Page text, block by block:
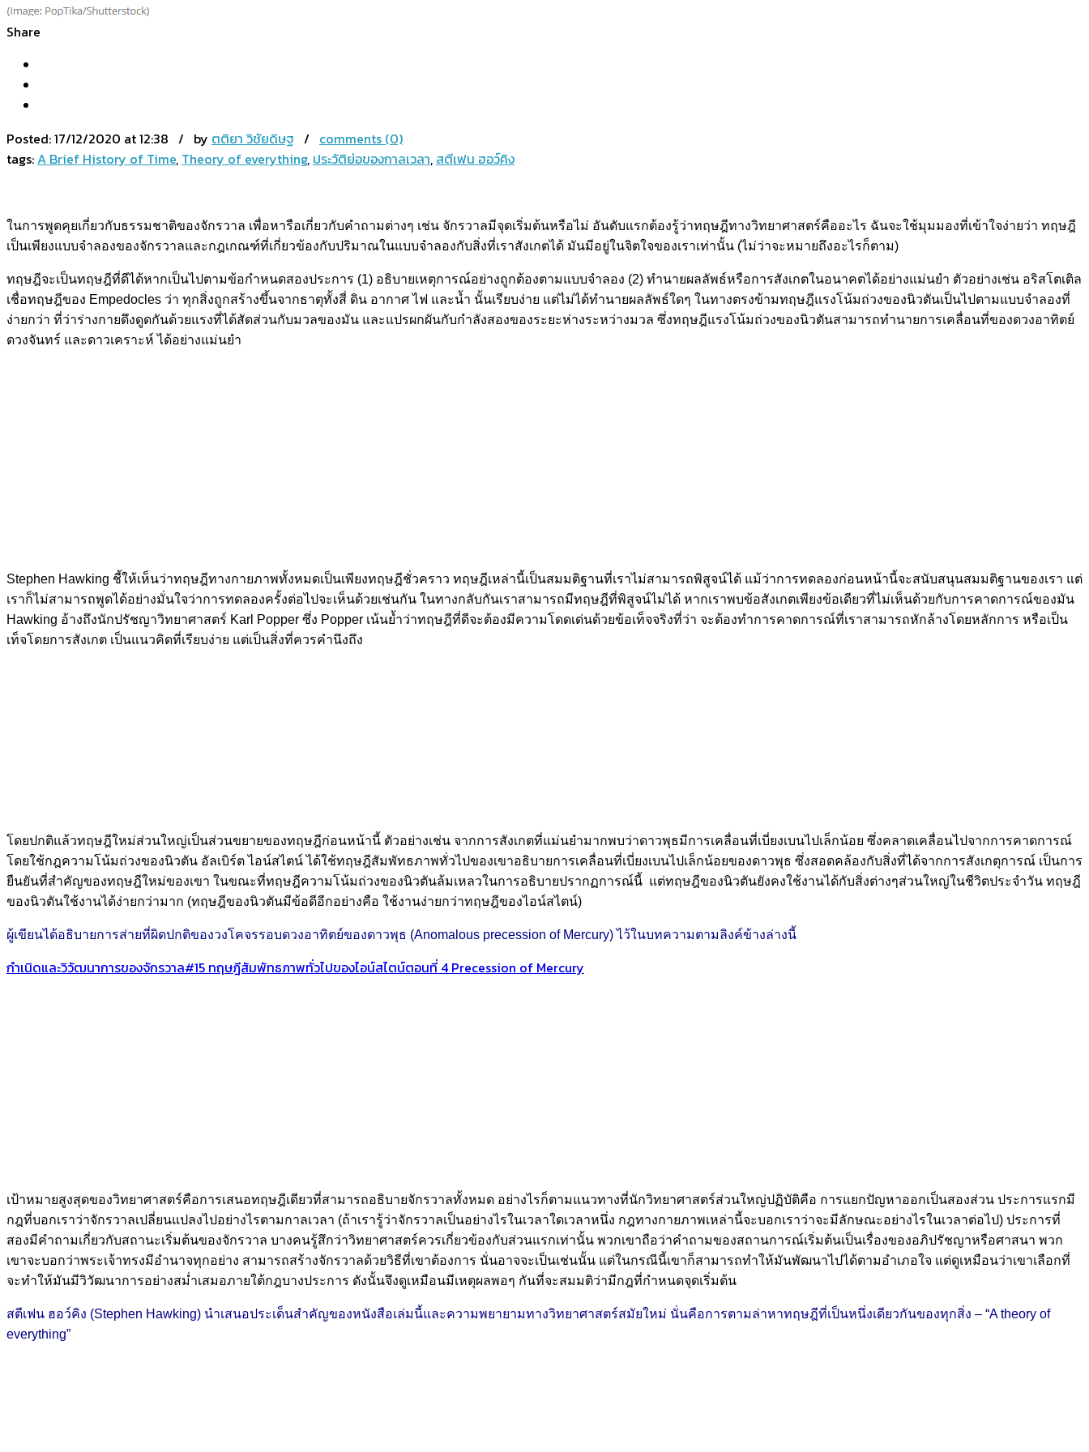
Share
Posted:17/12/2020 at 12:38 / by ตติยา วิชัยดิษฐ / comments (0)
tags:A Brief History of Time, Theory of everything, ประวัติย่อของกาลเวลา, สตีเฟน ฮอว์คิง
ในการพูดคุยเกี่ยวกับธรรมชาติของจักรวาล เพื่อหารือเกี่ยวกับคำถามต่างๆ เช่น จักรวาลมีจุดเริ่มต้นหรือไม่ อันดับแรกต้องรู้ว่าทฤษฎีทางวิทยาศาสตร์คืออะไร ฉันจะใช้มุมมองที่เข้าใจง่ายว่า ทฤษฎี
เป็นเพียงแบบจำลองของจักรวาลและกฎเกณฑ์ที่เกี่ยวข้องกับปริมาณในแบบจำลองกับสิ่งที่เราสังเกตได้ มันมีอยู่ในจิตใจของเราเท่านั้น (ไม่ว่าจะหมายถึงอะไรก็ตาม)
ทฤษฎีจะเป็นทฤษฎีที่ดีได้หากเป็นไปตามข้อกำหนดสองประการ (1) อธิบายเหตุการณ์อย่างถูกต้องตามแบบจำลอง (2) ทำนายผลลัพธ์หรือการสังเกตในอนาคตได้อย่างแม่นยำ ตัวอย่างเช่น อริสโตเติล
เชื่อทฤษฎีของ Empedocles ว่า ทุกสิ่งถูกสร้างขึ้นจากธาตุทั้งสี่ ดิน อากาศ ไฟ และน้ำ นั้นเรียบง่าย แต่ไม่ได้ทำนายผลลัพธ์ใดๆ ในทางตรงข้ามทฤษฎีแรงโน้มถ่วงของนิวตันเป็นไปตามแบบจำลองที่
ง่ายกว่า ที่ว่าร่างกายดึงดูดกันด้วยแรงที่ได้สัดส่วนกับมวลของมัน และแปรผกผันกับกำลังสองของระยะห่างระหว่างมวล ซึ่งทฤษฎีแรงโน้มถ่วงของนิวตันสามารถทำนายการเคลื่อนที่ของดวงอาทิตย์
ดวงจันทร์ และดาวเคราะห์ ได้อย่างแม่นยำ
Stephen Hawking ชี้ให้เห็นว่าทฤษฎีทางกายภาพทั้งหมดเป็นเพียงทฤษฎีชั่วคราว ทฤษฎีเหล่านี้เป็นสมมติฐานที่เราไม่สามารถพิสูจน์ได้ แม้ว่าการทดลองก่อนหน้านี้จะสนับสนุนสมมติฐานของเรา แต่
เราก็ไม่สามารถพูดได้อย่างมั่นใจว่าการทดลองครั้งต่อไปจะเห็นด้วยเช่นกัน ในทางกลับกันเราสามารถมีทฤษฎีที่พิสูจน์ไม่ได้ หากเราพบข้อสังเกตเพียงข้อเดียวที่ไม่เห็นด้วยกับการคาดการณ์ของมัน
Hawking อ้างถึงนักปรัชญาวิทยาศาสตร์ Karl Popper ซึ่ง Popper เน้นย้ำว่าทฤษฎีที่ดีจะต้องมีความโดดเด่นด้วยข้อเท็จจริงที่ว่า จะต้องทำการคาดการณ์ที่เราสามารถหักล้างโดยหลักการ หรือเป็น
เท็จโดยการสังเกต เป็นแนวคิดที่เรียบง่าย แต่เป็นสิ่งที่ควรคำนึงถึง
โดยปกติแล้วทฤษฎีใหม่ส่วนใหญ่เป็นส่วนขยายของทฤษฎีก่อนหน้านี้ ตัวอย่างเช่น จากการสังเกตที่แม่นยำมากพบว่าดาวพุธมีการเคลื่อนที่เบี่ยงเบนไปเล็กน้อย ซึ่งคลาดเคลื่อนไปจากการคาดการณ์
โดยใช้กฎความโน้มถ่วงของนิวตัน อัลเบิร์ต ไอน์สไตน์ ได้ใช้ทฤษฎีสัมพัทธภาพทั่วไปของเขาอธิบายการเคลื่อนที่เบี่ยงเบนไปเล็กน้อยของดาวพุธ ซึ่งสอดคล้องกับสิ่งที่ได้จากการสังเกตุการณ์ เป็นการ
ยืนยันที่สำคัญของทฤษฎีใหม่ของเขา ในขณะที่ทฤษฎีความโน้มถ่วงของนิวตันล้มเหลวในการอธิบายปรากฏการณ์นี้ แต่ทฤษฎีของนิวตันยังคงใช้งานได้กับสิ่งต่างๆส่วนใหญ่ในชีวิตประจำวัน ทฤษฎี
ของนิวตันใช้งานได้ง่ายกว่ามาก (ทฤษฎีของนิวตันมีข้อดีอีกอย่างคือ ใช้งานง่ายกว่าทฤษฎีของไอน์สไตน์)
ผู้เขียนได้อธิบายการส่ายที่ผิดปกติของวงโคจรรอบดวงอาทิตย์ของดาวพุธ (Anomalous precession of Mercury) ไว้ในบทความตามลิงค์ข้างล่างนี้
กำเนิดและวิวัฒนาการของจักรวาล#15 ทฤษฎีสัมพัทธภาพทั่วไปของไอน์สไตน์ตอนที่ 4 Precession of Mercury
เป้าหมายสูงสุดของวิทยาศาสตร์คือการเสนอทฤษฎีเดียวที่สามารถอธิบายจักรวาลทั้งหมด อย่างไรก็ตามแนวทางที่นักวิทยาศาสตร์ส่วนใหญ่ปฏิบัติคือ การแยกปัญหาออกเป็นสองส่วน ประการแรกมี
กฎที่บอกเราว่าจักรวาลเปลี่ยนแปลงไปอย่างไรตามกาลเวลา (ถ้าเรารู้ว่าจักรวาลเป็นอย่างไรในเวลาใดเวลาหนึ่ง กฎทางกายภาพเหล่านี้จะบอกเราว่าจะมีลักษณะอย่างไรในเวลาต่อไป) ประการที่
สองมีคำถามเกี่ยวกับสถานะเริ่มต้นของจักรวาล บางคนรู้สึกว่าวิทยาศาสตร์ควรเกี่ยวข้องกับส่วนแรกเท่านั้น พวกเขาถือว่าคำถามของสถานการณ์เริ่มต้นเป็นเรื่องของอภิปรัชญาหรือศาสนา พวก
เขาจะบอกว่าพระเจ้าทรงมีอำนาจทุกอย่าง สามารถสร้างจักรวาลด้วยวิธีที่เขาต้องการ นั่นอาจจะเป็นเช่นนั้น แต่ในกรณีนี้เขาก็สามารถทำให้มันพัฒนาไปได้ตามอำเภอใจ แต่ดูเหมือนว่าเขาเลือกที่
จะทำให้มันมีวิวัฒนาการอย่างสม่ำเสมอภายใต้กฎบางประการ ดังนั้นจึงดูเหมือนมีเหตุผลพอๆ กันที่จะสมมติว่ามีกฎที่กำหนดจุดเริ่มต้น
สตีเฟน ฮอว์คิง (Stephen Hawking) นำเสนอประเด็นสำคัญของหนังสือเล่มนี้และความพยายามทางวิทยาศาสตร์สมัยใหม่ นั่นคือการตามล่าหาทฤษฎีที่เป็นหนึ่งเดียวกันของทุกสิ่ง – “A theory of
everything”